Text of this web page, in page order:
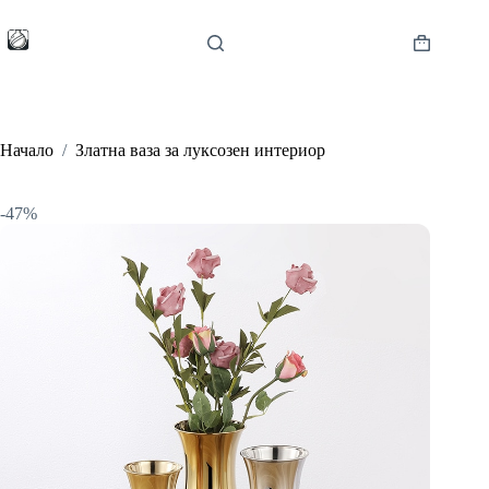
to
content
Shopping
Начало / Златна ваза за луксозен интериор
-47%